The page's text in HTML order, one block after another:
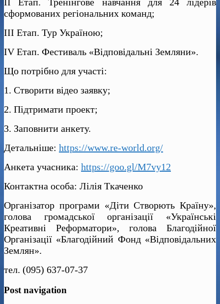
сформованих регіональних команд;
III Етап. Тур Україною;
IV Етап. Фестиваль «Відповідальні Земляни».
Що потрібно для участі:
1. Створити відео заявку;
2. Підтримати проект;
3. Заповнити анкету.
Детальніше: https://www.re-world.org/
Анкета учасника: https://goo.gl/M7vy12
Контактна особа: Лілія Ткаченко
Організатор програми «Діти Створють Країну»,
голова громадської організації «Українські
Креативні Реформатори», голова Благодійної
Організації «Благодійний Фонд «Відповідальних
Землян».
тел. (095) 637-07-37
Post navigation